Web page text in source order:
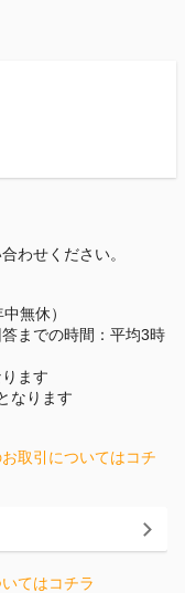
わせください。
無休）
までの時間：平均3時
ます
なります
取引についてはコチ
てはコチラ